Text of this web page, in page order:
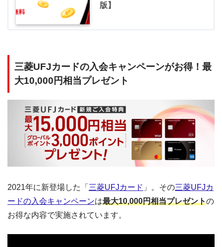
版】
三菱UFJカードの入会キャンペーンがお得！最
大10,000円相当プレゼント
2021年に新登場した「 三菱UFJカード 」。その三菱UFJカ
ードの入会キャンペーンは最大10,000円相当プレゼントの
お得な内容で実施されています。